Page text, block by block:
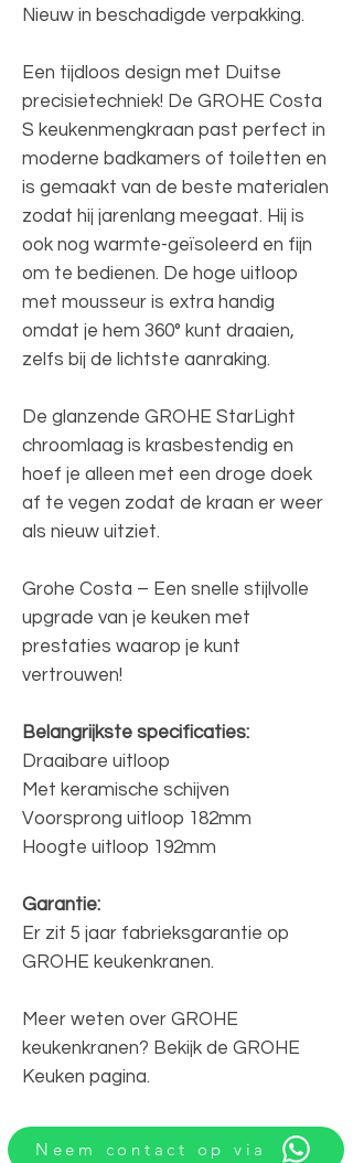
Nieuw in beschadigde verpakking.
Een tijdloos design met Duitse
precisietechniek! De GROHE Costa
S keukenmengkraan past perfect in
moderne badkamers of toiletten en
is gemaakt van de beste materialen
zodat hij jarenlang meegaat. Hij is
ook nog warmte-geïsoleerd en fijn
om te bedienen. De hoge uitloop
met mousseur is extra handig
omdat je hem 360° kunt draaien,
zelfs bij de lichtste aanraking.
De glanzende GROHE StarLight
chroomlaag is krasbestendig en
hoef je alleen met een droge doek
af te vegen zodat de kraan er weer
als nieuw uitziet.
Grohe Costa – Een snelle stijlvolle
upgrade van je keuken met
prestaties waarop je kunt
vertrouwen!
Belangrijkste specificaties:
Draaibare uitloop
Met keramische schijven
Voorsprong uitloop 182mm
Hoogte uitloop 192mm
Garantie:
Er zit 5 jaar fabrieksgarantie op
GROHE keukenkranen.
Meer weten over GROHE
keukenkranen? Bekijk de GROHE
Keuken pagina.
Neem contact op via